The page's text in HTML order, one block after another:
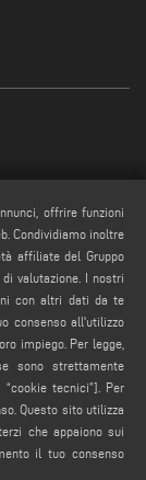
offrire funzioni
Condividiamo inoltre
affiliate del Gruppo
valutazione. I nostri
con altri dati da te
consenso all'utilizzo
impiego. Per legge,
sono strettamente
tecnici”]. Per
Questo sito utilizza
che appaiono sui
il tuo consenso